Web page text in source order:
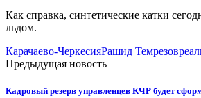
Как справка, синтетические катки
льдом.
Карачаево-ЧеркесияРашид Темрезов
Предыдущая новость
Кадровый резерв управленцев КЧР будет